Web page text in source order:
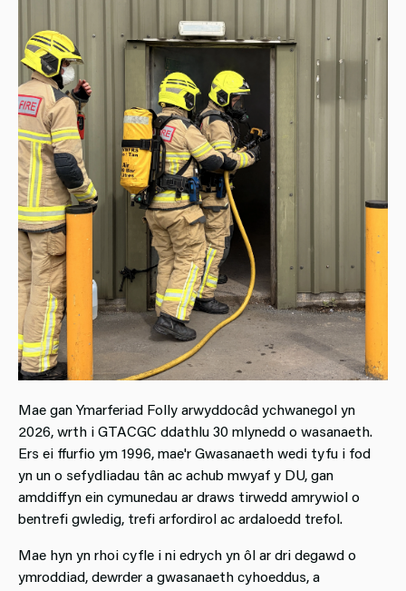
Mae gan Ymarferiad Folly arwyddocâd ychwanegol yn
2026, wrth i GTACGC ddathlu 30 mlynedd o wasanaeth.
Ers ei ffurfio ym 1996, mae'r Gwasanaeth wedi tyfu i fod
yn un o sefydliadau tân ac achub mwyaf y DU, gan
amddiffyn ein cymunedau ar draws tirwedd amrywiol o
bentrefi gwledig, trefi arfordirol ac ardaloedd trefol.
Mae hyn yn rhoi cyfle i ni edrych yn ôl ar dri degawd o
ymroddiad, dewrder a gwasanaeth cyhoeddus, a